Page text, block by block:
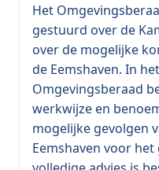
Het
gestuurd over de
over de mogelijke
de Eemshaven. In
Omgevingsberaad
werkwijze en
mogelijke gevolgen
Eemshaven voor